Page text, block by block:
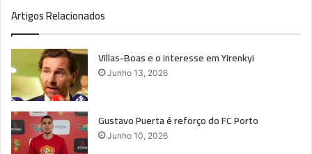
Artigos Relacionados
Villas-Boas e o interesse em Yirenkyi
Junho 13, 2026
Gustavo Puerta é reforço do FC Porto
Junho 10, 2026